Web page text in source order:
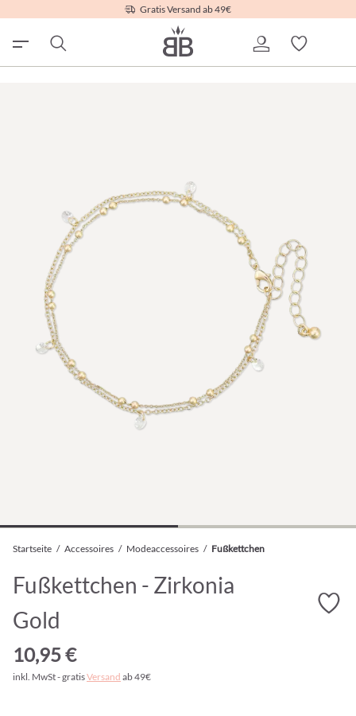
Gratis Versand ab 49€
Startseite / Accessoires / Modeaccessoires / Fußkettchen
Fußkettchen - Zirkonia
Gold
10,95 €
inkl. MwSt - gratisVersand ab 49€